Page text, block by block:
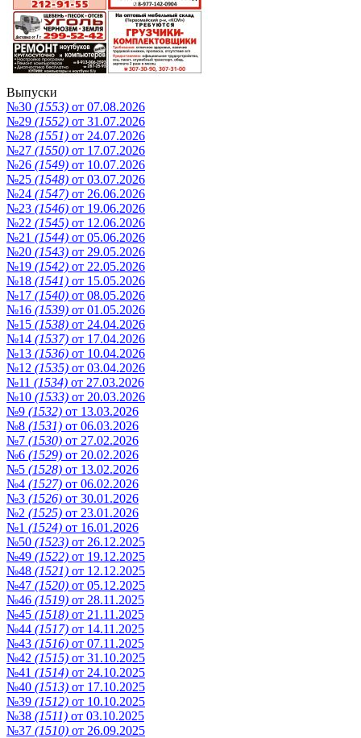
Выпуски
№30 (1553) от 07.08.2026
№29 (1552) от 31.07.2026
№28 (1551) от 24.07.2026
№27 (1550) от 17.07.2026
№26 (1549) от 10.07.2026
№25 (1548) от 03.07.2026
№24 (1547) от 26.06.2026
№23 (1546) от 19.06.2026
№22 (1545) от 12.06.2026
№21 (1544) от 05.06.2026
№20 (1543) от 29.05.2026
№19 (1542) от 22.05.2026
№18 (1541) от 15.05.2026
№17 (1540) от 08.05.2026
№16 (1539) от 01.05.2026
№15 (1538) от 24.04.2026
№14 (1537) от 17.04.2026
№13 (1536) от 10.04.2026
№12 (1535) от 03.04.2026
№11 (1534) от 27.03.2026
№10 (1533) от 20.03.2026
№9 (1532) от 13.03.2026
№8 (1531) от 06.03.2026
№7 (1530) от 27.02.2026
№6 (1529) от 20.02.2026
№5 (1528) от 13.02.2026
№4 (1527) от 06.02.2026
№3 (1526) от 30.01.2026
№2 (1525) от 23.01.2026
№1 (1524) от 16.01.2026
№50 (1523) от 26.12.2025
№49 (1522) от 19.12.2025
№48 (1521) от 12.12.2025
№47 (1520) от 05.12.2025
№46 (1519) от 28.11.2025
№45 (1518) от 21.11.2025
№44 (1517) от 14.11.2025
№43 (1516) от 07.11.2025
№42 (1515) от 31.10.2025
№41 (1514) от 24.10.2025
№40 (1513) от 17.10.2025
№39 (1512) от 10.10.2025
№38 (1511) от 03.10.2025
№37 (1510) от 26.09.2025